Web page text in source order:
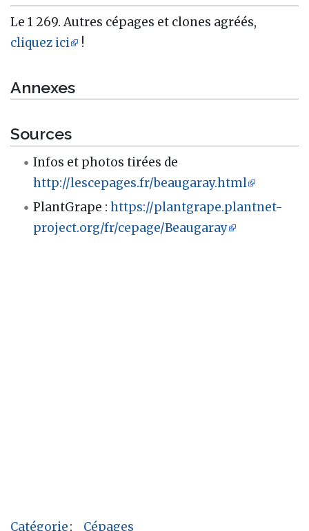
Le 1 269. Autres cépages et clones agréés,
cliquez ici
!
Annexes
Sources
Infos et photos tirées de
http://lescepages.fr/beaugaray.html
PlantGrape :https://plantgrape.plantnet-
project.org/fr/cepage/Beaugaray
Catégorie: Cépages